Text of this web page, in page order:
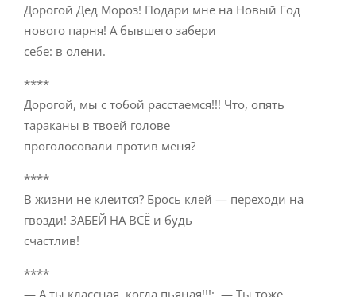
Дорогой Дед Мороз! Подари мне на Новый Год
нового парня! А бывшего забери
себе: в олени.
****
Дорогой, мы с тобой расстаемся!!! Что, опять
тараканы в твоей голове
проголосовали против меня?
****
В жизни не клеится? Брось клей — переходи на
гвозди! ЗАБЕЙ НА ВСЁ и будь
счастлив!
****
— А ты классная, когда пьяная!!!:. — Ты тоже